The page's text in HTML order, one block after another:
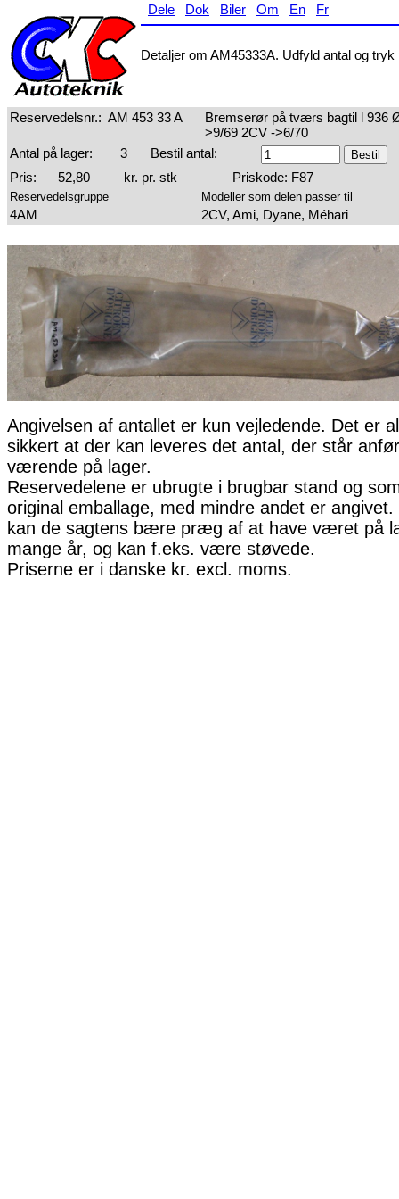
Dele Dok Biler Om En Fr
Detaljer om AM45333A. Udfyld antal og tryk
Reservedelsnr.: AM 453 33 A
Bremserør på tværs bagtil l 936
>9/69 2CV ->6/70
Antal på lager:
3
Bestil antal:
Pris:
52,80 kr. pr. stk Priskode: F87
Reservedelsgruppe Modeller som delen passer til
4AM 2CV, Ami, Dyane, Méhari
Angivelsen af antallet er kun vejledende. Det er
sikkert at der kan leveres det antal, der står
værende på lager.
Reservedelene er ubrugte i brugbar stand og
original emballage, med mindre andet er angivet.
kan de sagtens bære præg af at have været på
mange år, og kan f.eks. være støvede.
Priserne er i danske kr. excl. moms.